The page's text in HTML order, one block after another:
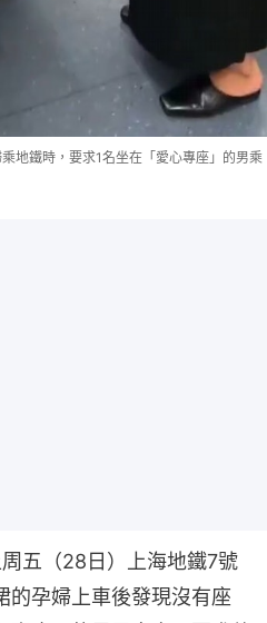
地鐵時，要求1名坐在「愛心專座」的男乘
五（28日）上海地鐵7號
的孕婦上車後發現沒有座